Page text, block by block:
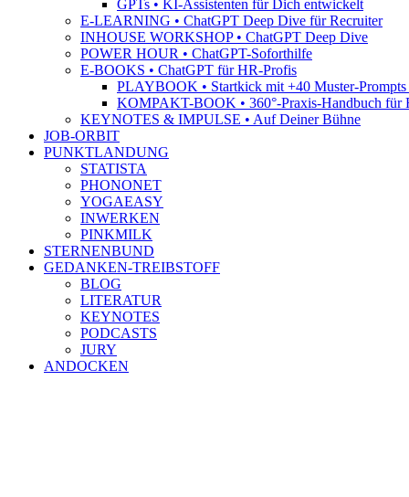
GPTs • KI-Assistenten für Dich entwickelt
E-LEARNING • ChatGPT Deep Dive für Recruiter
INHOUSE WORKSHOP • ChatGPT Deep Dive
POWER HOUR • ChatGPT-Soforthilfe
E-BOOKS • ChatGPT für HR-Profis
PLAYBOOK • Startkick mit +40 Muster-
KOMPAKT-BOOK • 360°-Praxis-Handbuch für
KEYNOTES & IMPULSE • Auf Deiner Bühne
JOB-ORBIT
PUNKTLANDUNG
STATISTA
PHONONET
YOGAEASY
INWERKEN
PINKMILK
STERNENBUND
GEDANKEN-TREIBSTOFF
BLOG
LITERATUR
KEYNOTES
PODCASTS
JURY
ANDOCKEN